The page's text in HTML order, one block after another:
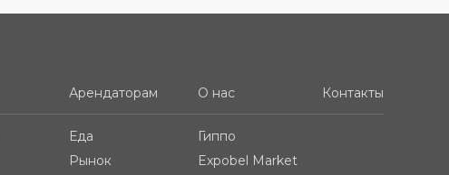
Арендаторам
Еда
Рынок
О нас
Гиппо
Expobel Market
Контакты